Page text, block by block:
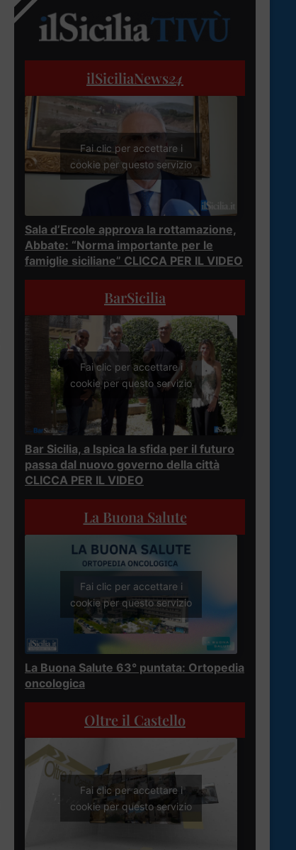
ilSiciliaNews24
Fai clic per accettare i
cookie per questo servizio
Sala d’Ercole approva la rottamazione,
Abbate: “Norma importante per le
famiglie siciliane” CLICCA PER IL VIDEO
BarSicilia
Fai clic per accettare i
cookie per questo servizio
Bar Sicilia, a Ispica la sfida per il futuro
passa dal nuovo governo della città
CLICCA PER IL VIDEO
La Buona Salute
Fai clic per accettare i
cookie per questo servizio
La Buona Salute 63° puntata: Ortopedia
oncologica
Oltre il Castello
Fai clic per accettare i
cookie per questo servizio